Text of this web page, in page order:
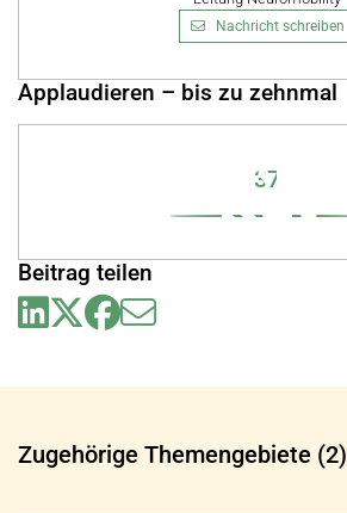
Nachricht schreiben
Applaudieren – bis zu zehnmal
37
Beitrag teilen
Zugehörige Themengebiete (2)